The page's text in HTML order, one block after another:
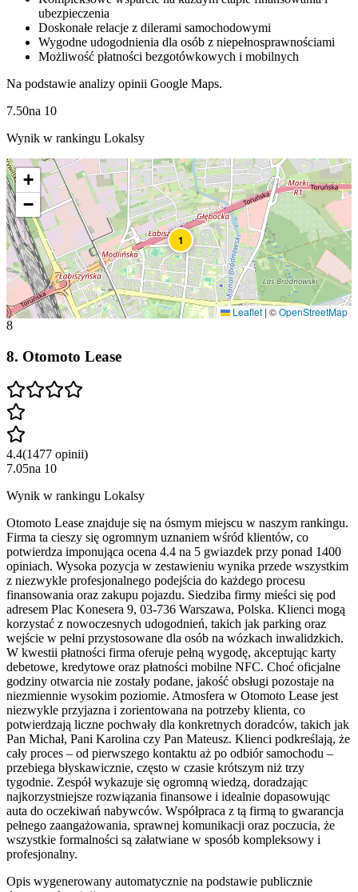
ubezpieczenia
Doskonałe relacje z dilerami samochodowymi
Wygodne udogodnienia dla osób z niepełnosprawnościami
Możliwość płatności bezgotówkowych i mobilnych
Na podstawie analizy opinii Google Maps.
7.50na 10
Wynik w rankingu Lokalsy
1
+
−
Leaflet | ©OpenStreetMap
8
8. Otomoto Lease
4.4(1477 opinii)
7.05na 10
Wynik w rankingu Lokalsy
Otomoto Lease znajduje się na ósmym miejscu w naszym rankingu.
Firma ta cieszy się ogromnym uznaniem wśród klientów, co
potwierdza imponująca ocena 4.4 na 5 gwiazdek przy ponad 1400
opiniach. Wysoka pozycja w zestawieniu wynika przede wszystkim
z niezwykle profesjonalnego podejścia do każdego procesu
finansowania oraz zakupu pojazdu. Siedziba firmy mieści się pod
adresem Plac Konesera 9, 03-736 Warszawa, Polska. Klienci mogą
korzystać z nowoczesnych udogodnień, takich jak parking oraz
wejście w pełni przystosowane dla osób na wózkach inwalidzkich.
W kwestii płatności firma oferuje pełną wygodę, akceptując karty
debetowe, kredytowe oraz płatności mobilne NFC. Choć oficjalne
godziny otwarcia nie zostały podane, jakość obsługi pozostaje na
niezmiennie wysokim poziomie. Atmosfera w Otomoto Lease jest
niezwykle przyjazna i zorientowana na potrzeby klienta, co
potwierdzają liczne pochwały dla konkretnych doradców, takich jak
Pan Michał, Pani Karolina czy Pan Mateusz. Klienci podkreślają, że
cały proces – od pierwszego kontaktu aż po odbiór samochodu –
przebiega błyskawicznie, często w czasie krótszym niż trzy
tygodnie. Zespół wykazuje się ogromną wiedzą, doradzając
najkorzystniejsze rozwiązania finansowe i idealnie dopasowując
auta do oczekiwań nabywców. Współpraca z tą firmą to gwarancja
pełnego zaangażowania, sprawnej komunikacji oraz poczucia, że
wszystkie formalności są załatwiane w sposób kompleksowy i
profesjonalny.
Opis wygenerowany automatycznie na podstawie publicznie